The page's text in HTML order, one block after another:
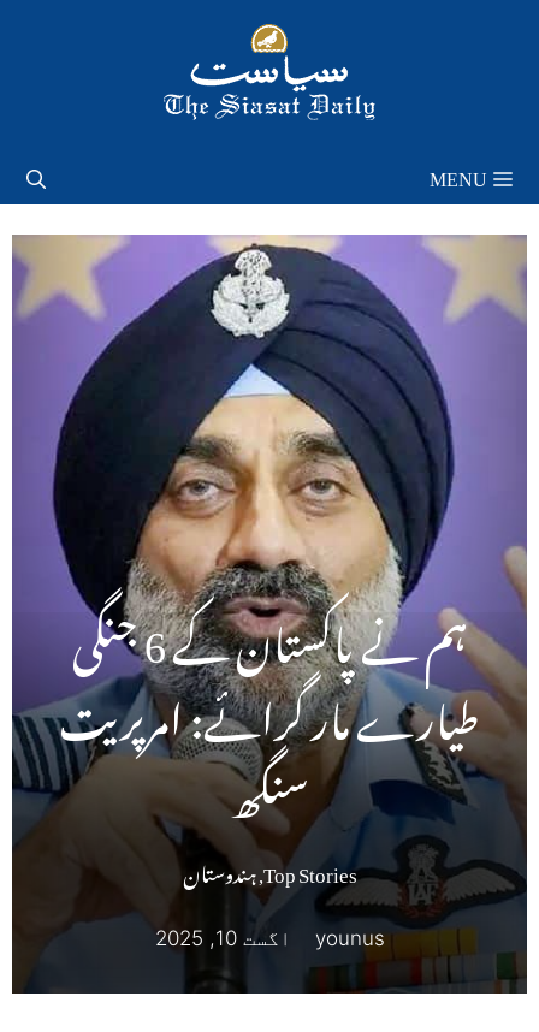
MENU
ہم نے پاکستان کے 6 جنگی
طیارے مار گرائے: امرپریت
سنگھ
Top Stories
,ہندوستان
younus اگست 10, 2025